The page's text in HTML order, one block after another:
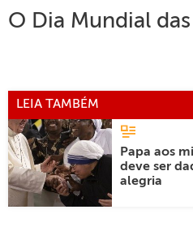
O Dia Mundial
LEIA TAMBÉM
Papa aos
deve ser
alegria